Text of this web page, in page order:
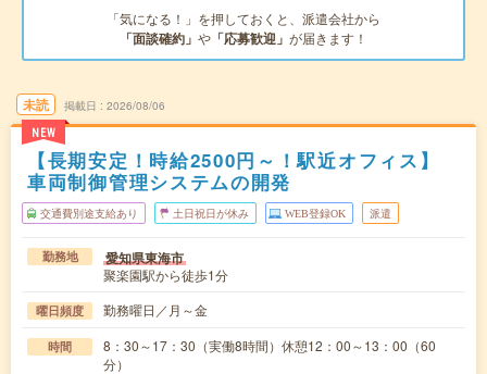
「気になる！」を押しておくと、派遣会社から
「面談確約」 や 「応募歓迎」 が届きます！
未読
NEW
掲載日 2026/08/06
【長期安定！時給2500円～！駅近オフィス】
車両制御管理システムの開発
交通費別途支給あり 土日祝日が休み WEB登録OK 派遣
勤務地 愛知県東海市
聚楽園駅から徒歩1分
曜日頻度 勤務曜日／月～金
時間
8：30～17：30（実働8時間）休憩12：00～13：00（60
分）